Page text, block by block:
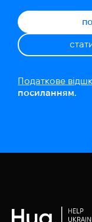
Податкове
посиланням.